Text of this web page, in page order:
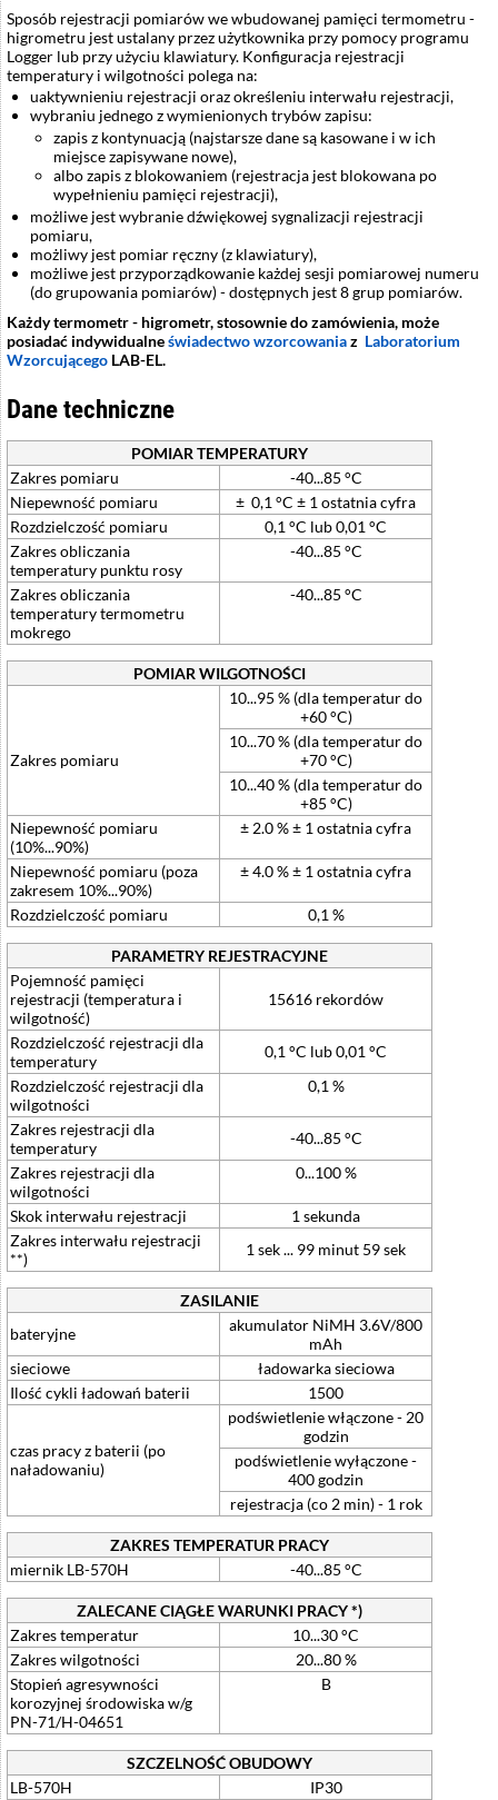
Sposób rejestracji pomiarów we wbudowanej pamięci termometru -
higrometru jest ustalany przez użytkownika przy pomocy programu
Logger lub przy użyciu klawiatury. Konfiguracja rejestracji
temperatury i wilgotności polega na:
uaktywnieniu rejestracji oraz określeniu interwału rejestracji,
wybraniu jednego z wymienionych trybów zapisu:
zapis z kontynuacją (najstarsze dane są kasowane i w ich
miejsce zapisywane nowe),
albo zapis z blokowaniem (rejestracja jest blokowana po
wypełnieniu pamięci rejestracji),
możliwe jest wybranie dźwiękowej sygnalizacji rejestracji
pomiaru,
możliwy jest pomiar ręczny (z klawiatury),
możliwe jest przyporządkowanie każdej sesji pomiarowej numeru
(do grupowania pomiarów) - dostępnych jest 8 grup pomiarów.
Każdy termometr - higrometr, stosownie do zamówienia, może
posiadać indywidualneświadectwo wzorcowaniaz Laboratorium
Wzorcującego LAB-EL.
Dane techniczne
POMIAR TEMPERATURY
Zakres pomiaru
-40...85 °C
Niepewność pomiaru
± 0,1 °C ± 1 ostatnia cyfra
Rozdzielczość pomiaru
0,1 °C lub 0,01 °C
Zakres obliczania
temperatury punktu rosy
-40...85 °C
Zakres obliczania
temperatury termometru
mokrego
-40...85 °C
POMIAR WILGOTNOŚCI
Zakres pomiaru
10...95 % (dla temperatur do
+60 °C)
10...70 % (dla temperatur do
+70 °C)
10...40 % (dla temperatur do
+85 °C)
Niepewność pomiaru
(10%...90%)
± 2.0 % ± 1 ostatnia cyfra
Niepewność pomiaru (poza
zakresem 10%...90%)
± 4.0 % ± 1 ostatnia cyfra
Rozdzielczość pomiaru 0,1 %
PARAMETRY REJESTRACYJNE
Pojemność pamięci
rejestracji (temperatura i
wilgotność)
15616 rekordów
Rozdzielczość rejestracji dla
temperatury
0,1 °C lub 0,01 °C
Rozdzielczość rejestracji dla
wilgotności
0,1 %
Zakres rejestracji dla
temperatury
-40...85 °C
Zakres rejestracji dla
wilgotności
0...100 %
Skok interwału rejestracji
1 sekunda
Zakres interwału rejestracji
**)
1 sek ... 99 minut 59 sek
ZASILANIE
bateryjne
akumulator NiMH 3.6V/800
mAh
sieciowe
ładowarka sieciowa
Ilość cykli ładowań baterii
1500
czas pracy z baterii (po
naładowaniu)
podświetlenie włączone - 20
godzin
podświetlenie wyłączone -
400 godzin
rejestracja (co 2 min) - 1 rok
ZAKRES TEMPERATUR PRACY
miernik LB-570H
-40...85 °C
ZALECANE CIĄGŁE WARUNKI PRACY *)
Zakres temperatur
10...30 °C
Zakres wilgotności
20...80 %
Stopień agresywności
korozyjnej środowiska w/g
PN-71/H-04651
B
SZCZELNOŚĆ OBUDOWY
LB-570H
IP30